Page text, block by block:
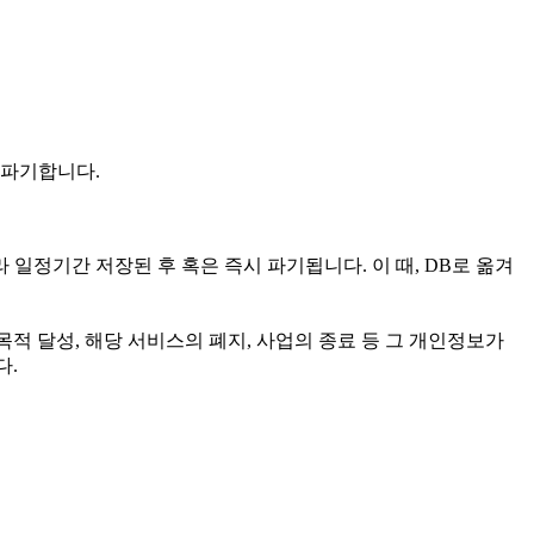
기합니다.
정기간 저장된 후 혹은 즉시 파기됩니다. 이 때, DB로 옮겨
달성, 해당 서비스의 폐지, 사업의 종료 등 그 개인정보가
.